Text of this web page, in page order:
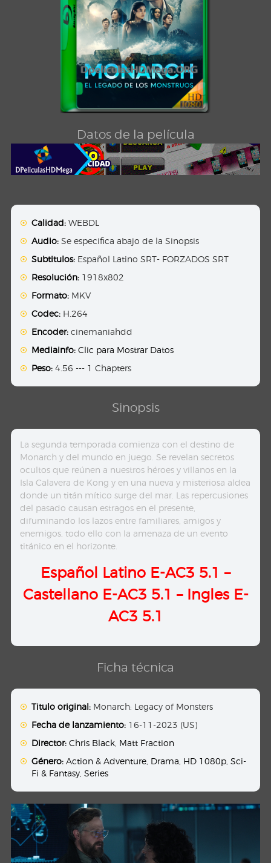
Datos de la película
Calidad: WEBDL
Audio: Se especifica abajo de la Sinopsis
Subtitulos: Español Latino SRT- FORZADOS SRT
Resolución: 1918x802
Formato: MKV
Codec: H.264
Encoder: cinemaniahdd
Mediainfo: Clic para Mostrar Datos
Peso: 4.56 --- 1 Chapters
Sinopsis
La segunda temporada comienza con el destino de
Monarch y del mundo en juego. Se revelan secretos
ocultos que reúnen a nuestros héroes y villanos en la
Isla Calavera de Kong y en una nueva y misteriosa aldea
donde un titán mítico surge del mar. Las repercusiones
del pasado causan estragos en el presente,
difuminando los lazos entre familiares, amigos y
enemigos, todo ello con la amenaza de un evento
titánico en el horizonte.
Español Latino E-AC3 5.1 –
Castellano E-AC3 5.1 – Ingles E-
AC3 5.1
Ficha técnica
Titulo original: Monarch: Legacy of Monsters
Fecha de lanzamiento: 16-11-2023 (US)
Director: Chris Black, Matt Fraction
Género: Action & Adventure, Drama, HD 1080p,Sci-
Fi & Fantasy,Series